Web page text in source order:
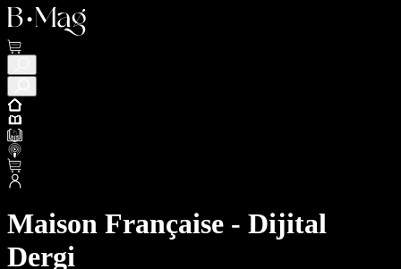
Maison Française - Dijital
Dergi